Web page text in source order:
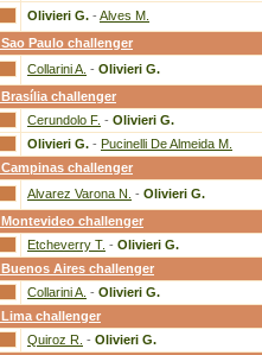
Olivieri G. - Alves M.
Sao Paulo challenger
Collarini A. - Olivieri G.
Brasília challenger
Cerundolo F. - Olivieri G.
Olivieri G. - Pucinelli De Almeida M.
Campinas challenger
Alvarez Varona N. - Olivieri G.
Montevideo challenger
Etcheverry T. - Olivieri G.
Buenos Aires challenger
Collarini A. - Olivieri G.
Lima challenger
Quiroz R. - Olivieri G.